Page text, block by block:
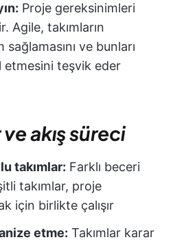
Proje gereksinimleri
Agile, takımların
ve bunları
etmesini teşvik eder
akış süreci
takımlar: Farklı beceri
takımlar, proje
için birlikte çalışır
etme: Takımlar karar